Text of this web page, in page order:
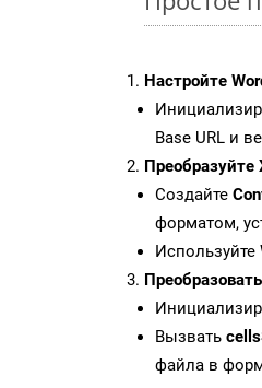
Настройте
Base URL и
Преобразуйте
Создайте
форматом,
Используйте
Вызвать
файла в